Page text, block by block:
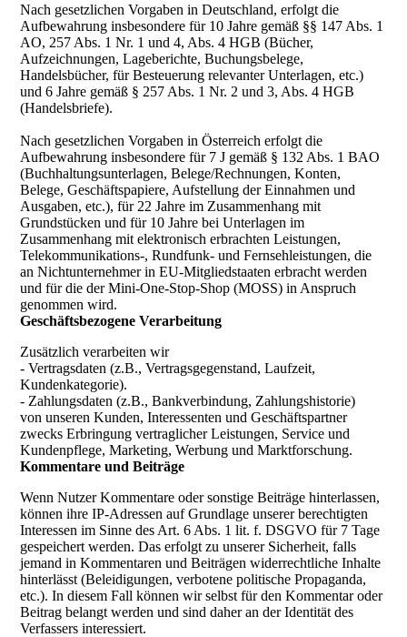
Nach gesetzlichen Vorgaben in Deutschland, erfolgt die
Aufbewahrung insbesondere für 10 Jahre gemäß §§ 147 Abs. 1
AO, 257 Abs. 1 Nr. 1 und 4, Abs. 4 HGB (Bücher,
Aufzeichnungen, Lageberichte, Buchungsbelege,
Handelsbücher, für Besteuerung relevanter Unterlagen, etc.)
und 6 Jahre gemäß § 257 Abs. 1 Nr. 2 und 3, Abs. 4 HGB
(Handelsbriefe).
Nach gesetzlichen Vorgaben in Österreich erfolgt die
Aufbewahrung insbesondere für 7 J gemäß § 132 Abs. 1 BAO
(Buchhaltungsunterlagen, Belege/Rechnungen, Konten,
Belege, Geschäftspapiere, Aufstellung der Einnahmen und
Ausgaben, etc.), für 22 Jahre im Zusammenhang mit
Grundstücken und für 10 Jahre bei Unterlagen im
Zusammenhang mit elektronisch erbrachten Leistungen,
Telekommunikations-, Rundfunk- und Fernsehleistungen, die
an Nichtunternehmer in EU-Mitgliedstaaten erbracht werden
und für die der Mini-One-Stop-Shop (MOSS) in Anspruch
genommen wird.
Geschäftsbezogene Verarbeitung
Zusätzlich verarbeiten wir
- Vertragsdaten (z.B., Vertragsgegenstand, Laufzeit,
Kundenkategorie).
- Zahlungsdaten (z.B., Bankverbindung, Zahlungshistorie)
von unseren Kunden, Interessenten und Geschäftspartner
zwecks Erbringung vertraglicher Leistungen, Service und
Kundenpflege, Marketing, Werbung und Marktforschung.
Kommentare und Beiträge
Wenn Nutzer Kommentare oder sonstige Beiträge hinterlassen,
können ihre IP-Adressen auf Grundlage unserer berechtigten
Interessen im Sinne des Art. 6 Abs. 1 lit. f. DSGVO für 7 Tage
gespeichert werden. Das erfolgt zu unserer Sicherheit, falls
jemand in Kommentaren und Beiträgen widerrechtliche Inhalte
hinterlässt (Beleidigungen, verbotene politische Propaganda,
etc.). In diesem Fall können wir selbst für den Kommentar oder
Beitrag belangt werden und sind daher an der Identität des
Verfassers interessiert.